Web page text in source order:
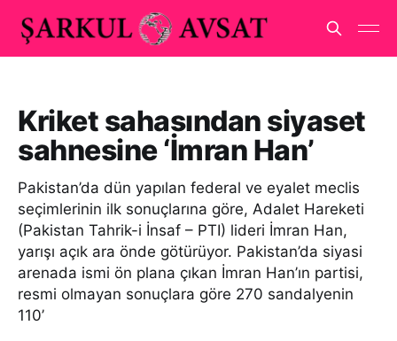
Kriket sahasından siyaset
sahnesine ‘İmran Han’
Pakistan’da dün yapılan federal ve eyalet meclis
seçimlerinin ilk sonuçlarına göre, Adalet Hareketi
(Pakistan Tahrik-i İnsaf – PTI) lideri İmran Han,
yarışı açık ara önde götürüyor. Pakistan’da siyasi
arenada ismi ön plana çıkan İmran Han’ın partisi,
resmi olmayan sonuçlara göre 270 sandalyenin
110’